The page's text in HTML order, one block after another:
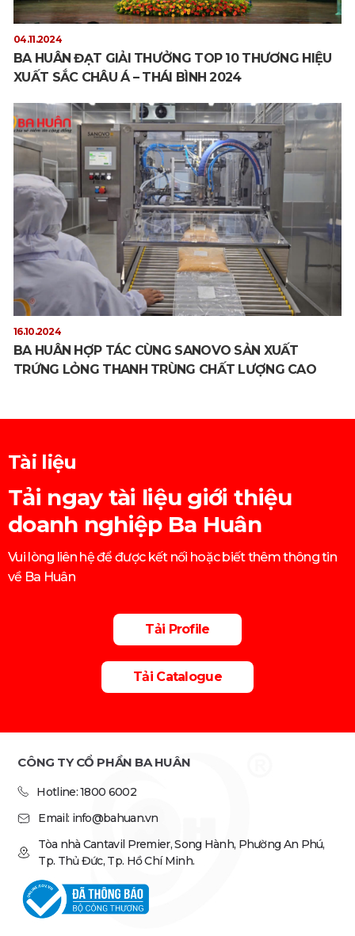
04.11.2024
BA HUÂN ĐẠT GIẢI THƯỞNG TOP 10 THƯƠNG HIỆU
XUẤT SẮC CHÂU Á – THÁI BÌNH 2024
16.10.2024
BA HUÂN HỢP TÁC CÙNG SANOVO SẢN XUẤT
TRỨNG LỎNG THANH TRÙNG CHẤT LƯỢNG CAO
Tài liệu
Tải ngay tài liệu giới thiệu
doanh nghiệp Ba Huân
Vui lòng liên hệ để được kết nối hoặc biết thêm thông tin
về Ba Huân
Tải Profile
Tải Catalogue
CÔNG TY CỔ PHẦN BA HUÂN
Hotline: 1800 6002
Email: info@bahuan.vn
Tòa nhà Cantavil Premier, Song Hành, Phường An Phú,
Tp. Thủ Đức, Tp. Hồ Chí Minh.